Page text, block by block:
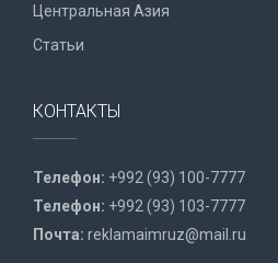
Центральная Азия
Статьи
КОНТАКТЫ
Телефон: +992 (93) 100-7777
Телефон: +992 (93) 103-7777
Почта: reklamaimruz@mail.ru